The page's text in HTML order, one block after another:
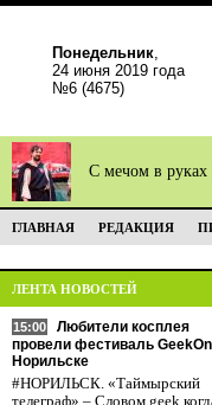
Понедельник,
24 июня 2019 года
№6 (4675)
С мечом в руках
ГЛАВНАЯ РЕДАКЦИЯ
ЛЕНТА НОВОСТЕЙ
15:00
Любители косплея
провели фестиваль
Норильске
#НОРИЛЬСК. «Таймырский
телеграф» – Словом geek